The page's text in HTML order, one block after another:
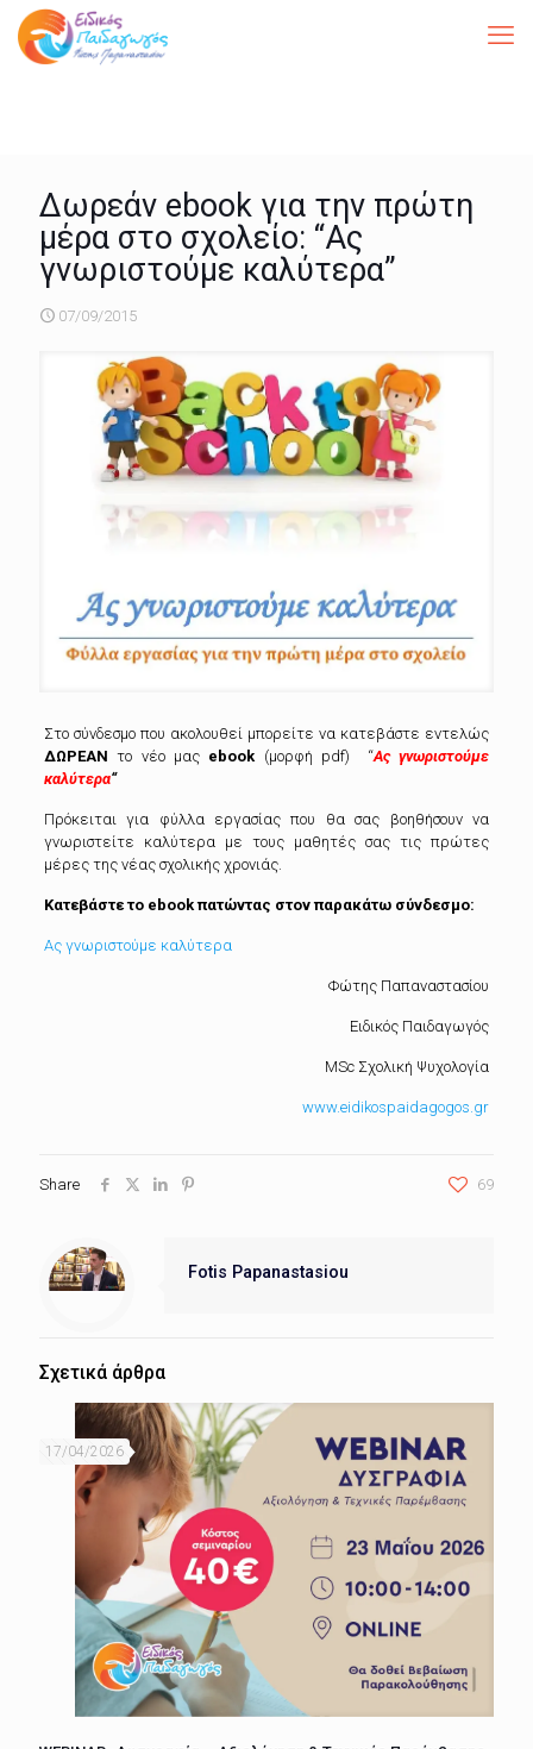
Δωρεάν ebook για την πρώτη
μέρα στο σχολείο: “Ας
γνωριστούμε καλύτερα”
07/09/2015
Στο σύνδεσμο που ακολουθεί μπορείτε να κατεβάστε εντελώς
ΔΩΡΕΑΝ το νέο μας ebook(μορφή pdf) “Ας γνωριστούμε
καλύτερα“
Πρόκειται για φύλλα εργασίας που θα σας βοηθήσουν να
γνωριστείτε καλύτερα με τους μαθητές σας τις πρώτες
μέρες της νέας σχολικής χρονιάς.
Κατεβάστε το ebook πατώντας στον παρακάτω σύνδεσμο:
Ας γνωριστούμε καλύτερα
Φώτης Παπαναστασίου
Ειδικός Παιδαγωγός
MSc Σχολική Ψυχολογία
www.eidikospaidagogos.gr
Share 69
Fotis Papanastasiou
Σχετικά άρθρα
17/04/2026